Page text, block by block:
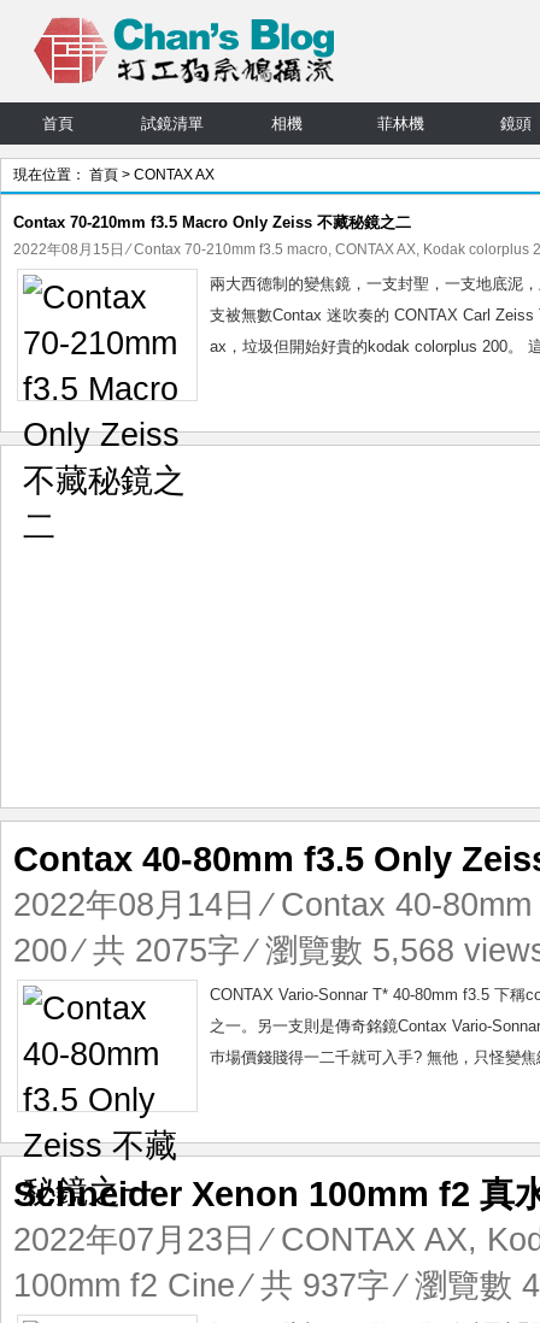
首頁 試鏡清單 相機 菲林機 鏡頭
現在位置： 首頁 > CONTAX AX
Contax 70-210mm f3.5 Macro Only Zeiss 不藏秘鏡之二
2022年08月15日 ⁄Contax 70-210mm f3.5 macro, CONTAX AX, Kodak colorplus
兩大西德制的變焦鏡，一支封聖，一支地底泥
支被無數Contax 迷吹奏的 CONTAX Carl
ax，垃圾但開始好貴的kodak colorplus 200。
Contax 40-80mm f3.5 Only
2022年08月14日 ⁄ Contax 40-
200⁄ 共 2075字 ⁄ 瀏覽數 5,568
CONTAX Vario-Sonnar T* 40-80mm f3.5 下稱
之一。另一支則是傳奇銘鏡Contax Vario-
巿場價錢賤得一二千就可入手? 無他，只怪變
Schneider Xenon 100mm f2 真
2022年07月23日 ⁄ CONTAX AX,
100mm f2 Cine⁄ 共 937字 ⁄ 瀏覽數